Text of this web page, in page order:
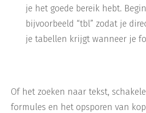
je het goede bereik hebt.
bijvoorbeeld “tbl” zodat je
je tabellen krijgt wanneer je
Of het zoeken naar tekst,
formules en het opsporen van